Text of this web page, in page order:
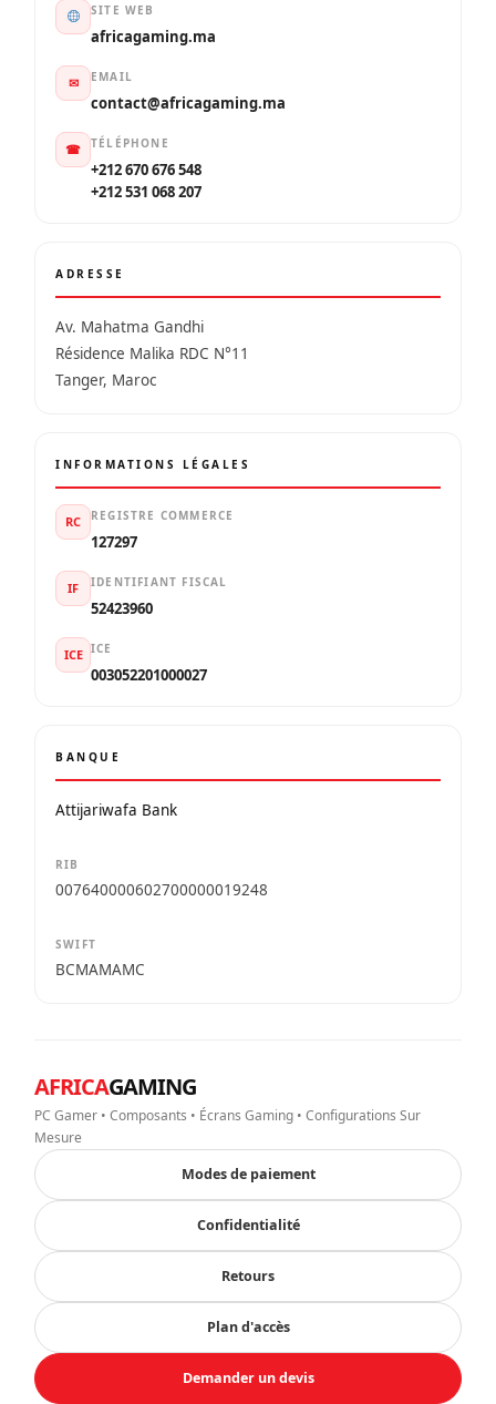
SITE WEB
africagaming.ma
✉ EMAIL
contact@africagaming.ma
☎ TÉLÉPHONE
+212 670 676 548
+212 531 068 207
ADRESSE
Av. Mahatma Gandhi
Résidence Malika RDC N°11
Tanger, Maroc
INFORMATIONS LÉGALES
RC REGISTRE COMMERCE
127297
IF IDENTIFIANT FISCAL
52423960
ICE ICE
003052201000027
BANQUE
Attijariwafa Bank
RIB
007640000602700000019248
SWIFT
BCMAMAMC
AFRICAGAMING
PC Gamer • Composants • Écrans Gaming • Configurations Sur
Mesure
Modes de paiement
Confidentialité
Retours
Plan d'accès
Demander un devis